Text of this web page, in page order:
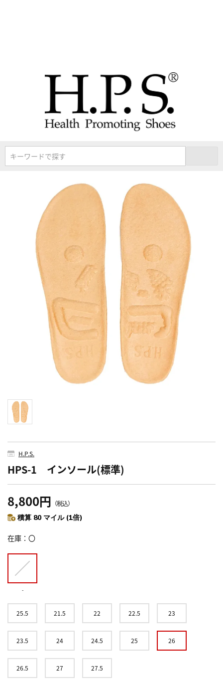
キーワードで探す
H.P.S.
HPS-1 インソール(標準)
8,800円 （税込）
積算 80 マイル (1倍)
在庫 〇
-
25.5 21.5 22 22.5 23
23.5 24 24.5 25 26
26.5 27 27.5